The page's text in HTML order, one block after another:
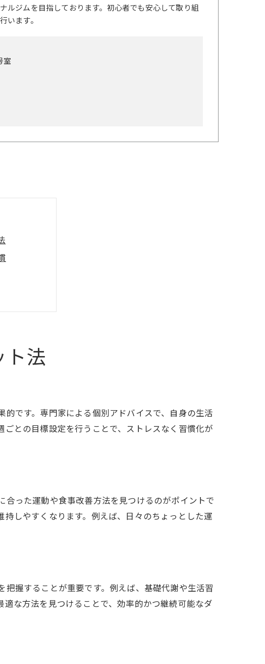
ルジムを目指しております。初心者でも安心して取り組
います。
室
ト
持
用術
法
です。専門家による個別アドバイスで、自身の生活
との目標設定を行うことで、ストレスなく習慣化が
った運動や食事改善方法を見つけるのがポイントで
しやすくなります。例えば、日々のちょっとした運
握することが重要です。例えば、基礎代謝や生活習
な方法を見つけることで、効率的かつ継続可能なダ